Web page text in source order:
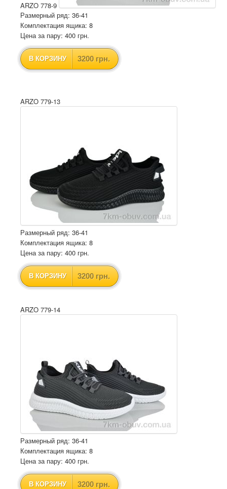
ARZO 778-9
Размерный ряд: 36-41
Комплектация ящика: 8
Цена за пару: 400 грн.
В КОРЗИНУ 3200 грн.
ARZO 779-13
Размерный ряд: 36-41
Комплектация ящика: 8
Цена за пару: 400 грн.
В КОРЗИНУ 3200 грн.
ARZO 779-14
Размерный ряд: 36-41
Комплектация ящика: 8
Цена за пару: 400 грн.
В КОРЗИНУ 3200 грн.